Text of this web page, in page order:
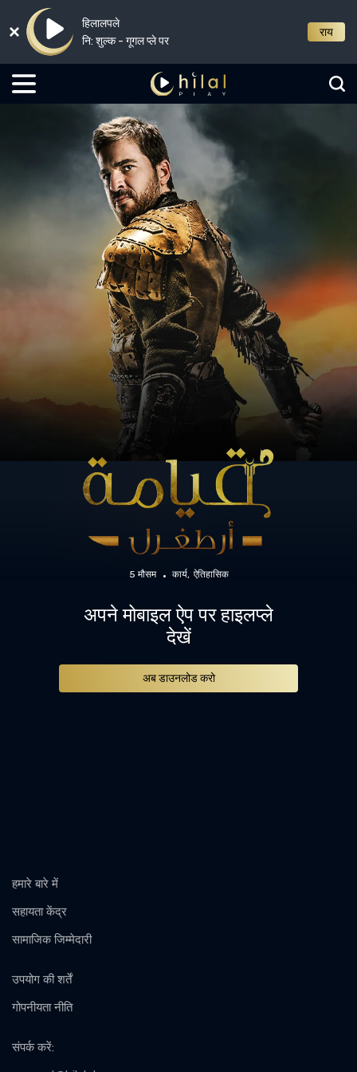
हिलालपले
नि: शुल्क - गूगल प्ले पर
राय
5 मौसम कार्य ऐतिहासिक
अपने मोबाइल ऐप पर हाइलप्ले
देखें
अब डाउनलोड करो
हमारे बारे में
सहायता केंद्र
सामाजिक जिम्मेदारी
उपयोग की शर्तें
गोपनीयता नीति
संपर्क करें: